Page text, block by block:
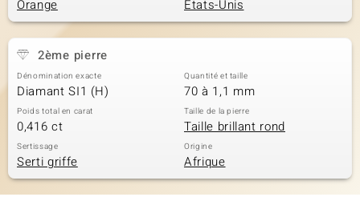
Orange Etats-Unis
2ème pierre
Dénomination exacte
Diamant SI1 (H)
Quantité et taille
70 à 1,1 mm
Poids total en carat
0,416 ct
Taille de la pierre
Taille brillant rond
Sertissage
Serti griffe
Origine
Afrique